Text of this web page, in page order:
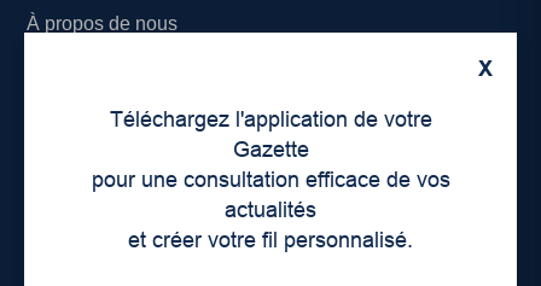
X
Téléchargez l'application de votre
Gazette
pour une consultation efficace de vos
actualités
et créer votre fil personnalisé.
À propos de nous
Lieux de distribution